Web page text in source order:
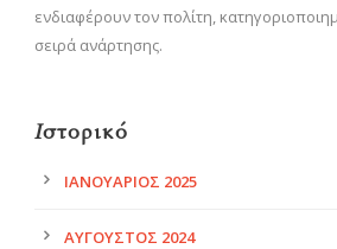
ενδιαφέρουν τον πολίτη,
σειρά ανάρτησης.
Ιστορικό
ΙΑΝΟΥΆΡΙΟΣ 2025
ΑΎΓΟΥΣΤΟΣ 2024